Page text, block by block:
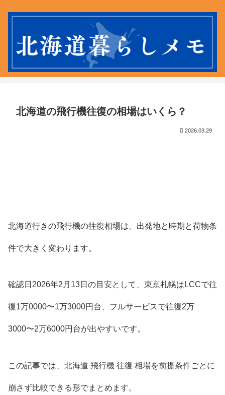
北海道の飛行機往復の相場はいくら？
2026.03.29
北海道行きの飛行機の往復相場は、出発地と時期と荷物条
件で大きく変わります。
確認日2026年2月13日の目安として、東京札幌はLCCで往
復1万0000〜1万3000円台、フルサービスで往復2万
3000〜2万6000円台が出やすいです。
この記事では、北海道 飛行機 往復 相場を前提条件ごとに
崩さず比較できる形でまとめます。